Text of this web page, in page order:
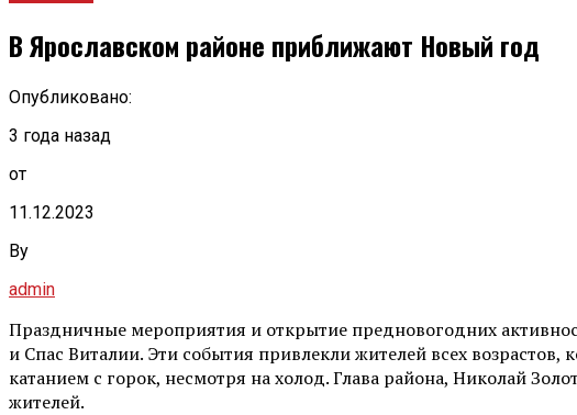
В Ярославском районе приближают Новый год
Опубликовано:
3 года назад
от
11.12.2023
By
admin
Праздничные мероприятия и открытие предновогодних
и Спас Виталии. Эти события привлекли жителей всех
катанием с горок, несмотря на холод. Глава района, Николай
жителей.